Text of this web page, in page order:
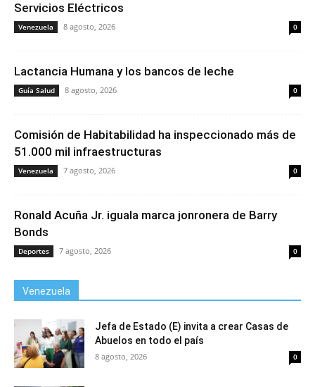
Servicios Eléctricos
Venezuela 8 agosto, 2026 0
Lactancia Humana y los bancos de leche
Guía Salud 8 agosto, 2026 0
Comisión de Habitabilidad ha inspeccionado más de
51.000 mil infraestructuras
Venezuela 7 agosto, 2026 0
Ronald Acuña Jr. iguala marca jonronera de Barry
Bonds
Deportes 7 agosto, 2026 0
Venezuela
Jefa de Estado (E) invita a crear Casas de
Abuelos en todo el país
8 agosto, 2026 0